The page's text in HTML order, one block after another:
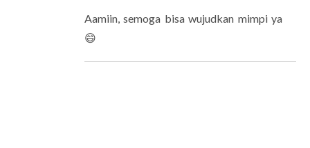
Aamiin, semoga bisa wujudkan mimpi ya
😄